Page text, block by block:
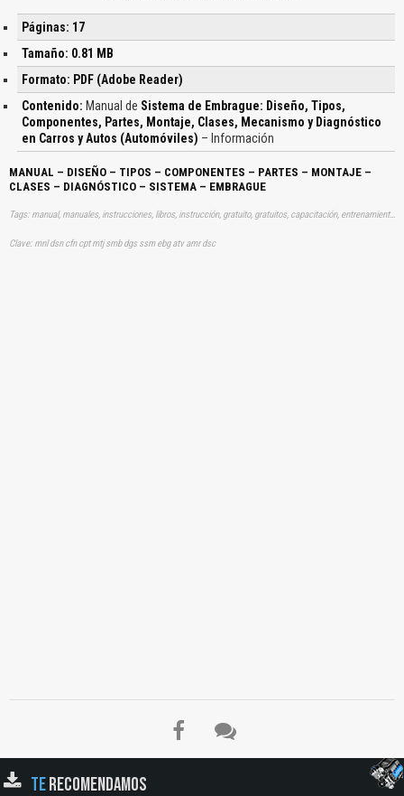
Páginas: 17
Tamaño: 0.81 MB
Formato: PDF (Adobe Reader)
Contenido: Manual de Sistema de Embrague: Diseño, Tipos,
Componentes, Partes, Montaje, Clases, Mecanismo y Diagnóstico
en Carros y Autos (Automóviles) – Información
MANUAL – DISEÑO – TIPOS – COMPONENTES – PARTES – MONTAJE –
CLASES – DIAGNÓSTICO – SISTEMA – EMBRAGUE
Tags: manual, manuales, instrucciones, libros, instrucción, gratuito, gratuitos, capacitación, entrenamiento, capacitaciones, información, datos, gratis, descargar, vehículo, vehículos, autos, auto, coche, coches, automóvil, automovil, automóviles, automoviles, diseños, disenos, montajes, ensamblajes, diagnosticos, embriagues, embriash, aprender, descargas
Clave: mnl dsn cfn cpt mtj smb dgs ssm ebg atv amr dsc
TERECOMENDAMOS